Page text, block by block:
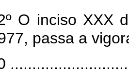
O inciso XXX
passa a